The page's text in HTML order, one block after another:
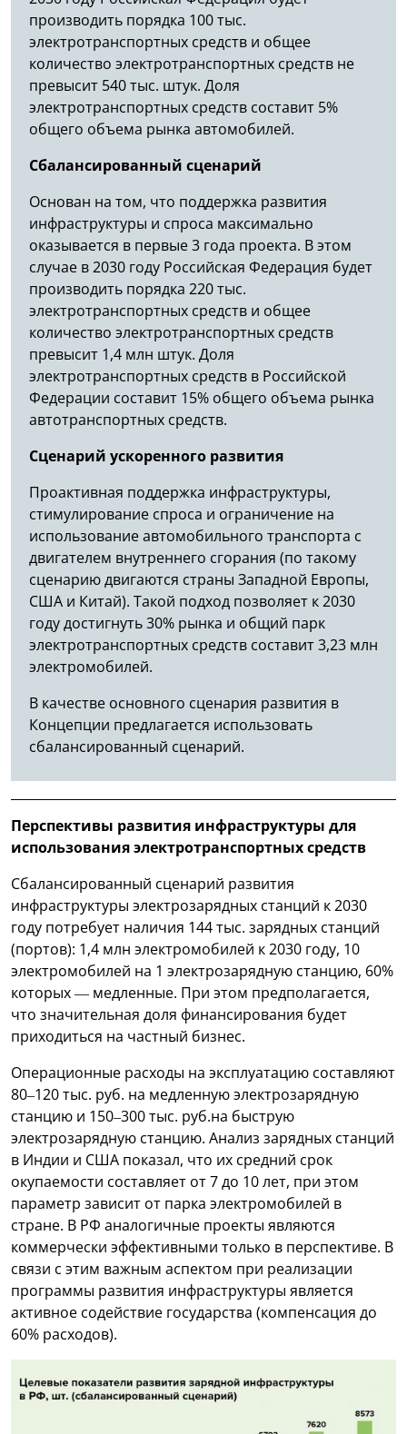
производить порядка 100 тыс.
электротранспортных средств и общее
количество электротранспортных средств не
превысит 540 тыс. штук. Доля
электротранспортных средств составит 5%
общего объема рынка автомобилей.
Сбалансированный сценарий
Основан на том, что поддержка развития
инфраструктуры и спроса максимально
оказывается в первые 3 года проекта. В этом
случае в 2030 году Российская Федерация будет
производить порядка 220 тыс.
электротранспортных средств и общее
количество электротранспортных средств
превысит 1,4 млн штук. Доля
электротранспортных средств в Российской
Федерации составит 15% общего объема рынка
автотранспортных средств.
Сценарий ускоренного развития
Проактивная поддержка инфраструктуры,
стимулирование спроса и ограничение на
использование автомобильного транспорта с
двигателем внутреннего сгорания (по такому
сценарию двигаются страны Западной Европы,
США и Китай). Такой подход позволяет к 2030
году достигнуть 30% рынка и общий парк
электротранспортных средств составит 3,23 млн
электромобилей.
В качестве основного сценария развития в
Концепции предлагается использовать
сбалансированный сценарий.
Перспективы развития инфраструктуры для
использования электротранспортных средств
Сбалансированный сценарий развития
инфраструктуры электрозарядных станций к 2030
году потребует наличия 144 тыс. зарядных станций
(портов): 1,4 млн электромобилей к 2030 году, 10
электромобилей на 1 электрозарядную станцию, 60%
которых — медленные. При этом предполагается,
что значительная доля финансирования будет
приходиться на частный бизнес.
Операционные расходы на эксплуатацию составляют
80–120 тыс. руб. на медленную электрозарядную
станцию и 150–300 тыс. руб.на быструю
электрозарядную станцию. Анализ зарядных станций
в Индии и США показал, что их средний срок
окупаемости составляет от 7 до 10 лет, при этом
параметр зависит от парка электромобилей в
стране. В РФ аналогичные проекты являются
коммерчески эффективными только в перспективе. В
связи с этим важным аспектом при реализации
программы развития инфраструктуры является
активное содействие государства (компенсация до
60% расходов).